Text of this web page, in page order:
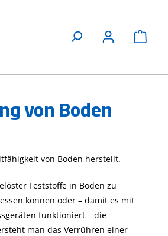
27. April 2023
Wasser, Leitfähigkeit
wichtiger
wasserchemischer
von Boden
von Boden herstellt.
Feststoffe in Boden zu
können oder – damit es mit
funktioniert – die
man das Verrühren einer